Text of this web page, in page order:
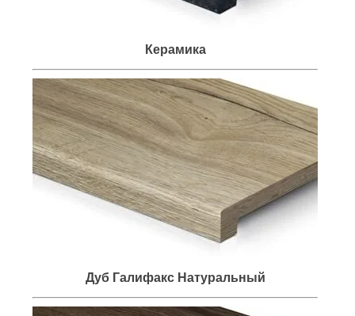
Керамика
Дуб Галифакс Натуральный